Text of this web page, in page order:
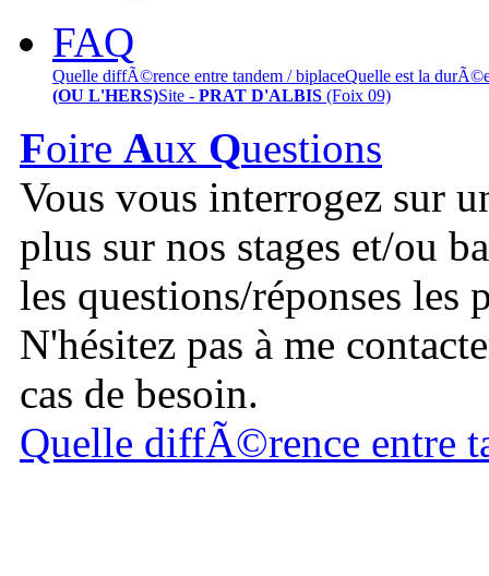
FAQ
Quelle diffÃ©rence entre tandem / biplaceQuelle est la
(OU L'HERS)Site - PRAT D'ALBIS (Foix 09)
Foire Aux Questions
Vous vous interrogez sur
plus sur nos stages et/ou
les questions/réponses les
N'hésitez pas à me
cas de besoin.
Quelle diffÃ©rence entre